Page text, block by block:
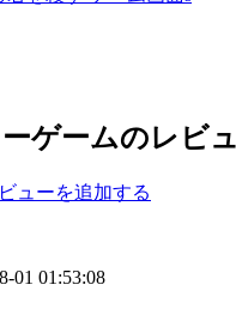
ゲームのレビ
ューを追加する
01 01:53:08